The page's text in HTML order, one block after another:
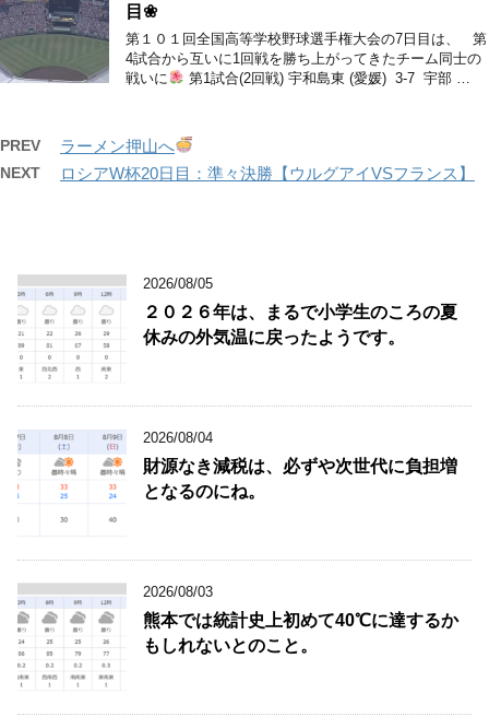
目❀
第１０１回全国高等学校野球選手権大会の7日目は、 第
4試合から互いに1回戦を勝ち上がってきたチーム同士の
戦いに
第1試合(2回戦) 宇和島東 (愛媛) 3-7 宇部 …
PREV ラーメン押山へ
NEXT ロシアW杯20日目：準々決勝【ウルグアイVSフランス】
2026/08/05
２０２６年は、まるで小学生のころの夏
休みの外気温に戻ったようです。
2026/08/04
財源なき減税は、必ずや次世代に負担増
となるのにね。
2026/08/03
熊本では統計史上初めて40℃に達するか
もしれないとのこと。